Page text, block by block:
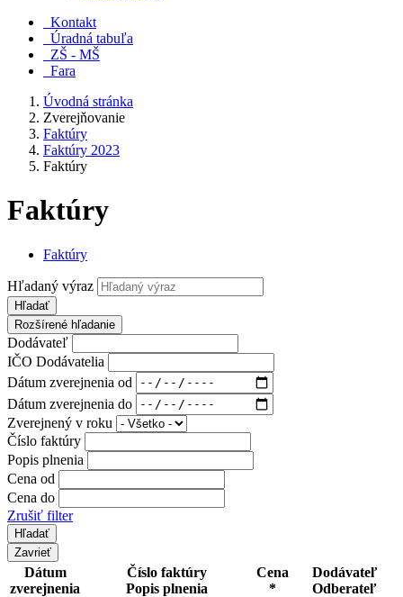
Kontakt
Úradná tabuľa
ZŠ - MŠ
Fara
Úvodná stránka
Zverejňovanie
Faktúry
Faktúry 2023
Faktúry
Faktúry
Faktúry
Hľadaný výraz
Hľadať
Rozšírené hľadanie
Dodávateľ
IČO Dodávatelia
Dátum zverejnenia od
Dátum zverejnenia do
Zverejnený v roku
Číslo faktúry
Popis plnenia
Cena od
Cena do
Zrušiť filter
Zavrieť
Dátum
zverejnenia
Číslo faktúry
Popis plnenia
Cena
*
Dodávateľ
Odberateľ